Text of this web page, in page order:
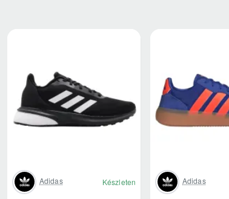
Adidas Készleten Adidas